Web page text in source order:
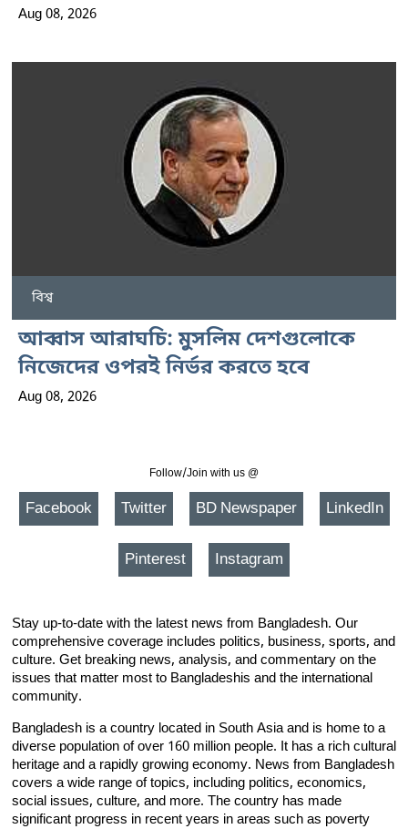
Aug 08, 2026
বিশ্ব
আব্বাস আরাঘচি: মুসলিম দেশগুলোকে
নিজেদের ওপরই নির্ভর করতে হবে
Aug 08, 2026
Follow/Join with us @
Facebook Twitter BD Newspaper LinkedIn
Pinterest Instagram
Stay up-to-date with the latest news from Bangladesh. Our
comprehensive coverage includes politics, business, sports, and
culture. Get breaking news, analysis, and commentary on the
issues that matter most to Bangladeshis and the international
community.
Bangladesh is a country located in South Asia and is home to a
diverse population of over 160 million people. It has a rich cultural
heritage and a rapidly growing economy. News from Bangladesh
covers a wide range of topics, including politics, economics,
social issues, culture, and more. The country has made
significant progress in recent years in areas such as poverty